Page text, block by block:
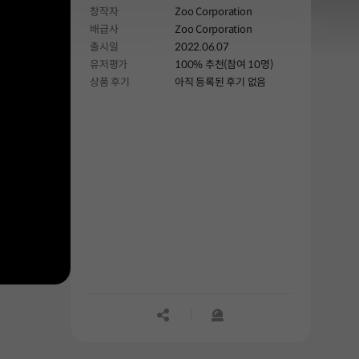
창작자
Zoo Corporation
배급사
Zoo Corporation
출시일
2022.06.07
유저평가
100% 추천(참여 10명)
상품 후기
아직 등록된 후기 없음
공유하기신고하기